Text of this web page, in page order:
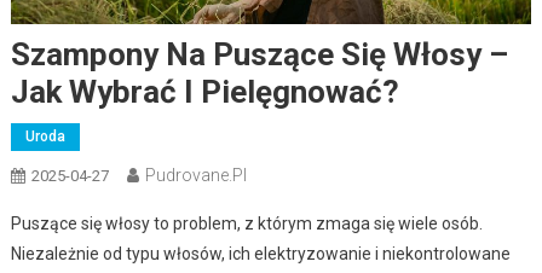
Szampony Na Puszące Się Włosy –
Jak Wybrać I Pielęgnować?
Uroda
2025-04-27 Pudrovane.pl
Puszące się włosy to problem, z którym zmaga się wiele osób.
Niezależnie od typu włosów, ich elektryzowanie i niekontrolowane